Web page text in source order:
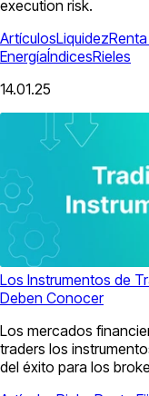
execution risk.
ArtículosLiquidezRenta
EnergíaÍndicesRieles
14.01.25
Los Instrumentos de
Deben Conocer
Los mercados
traders los
del éxito para los